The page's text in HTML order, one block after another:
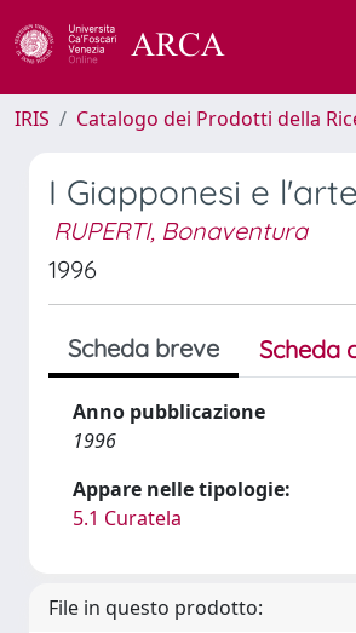
IRIS Catalogo dei Prodotti della
I Giapponesi e
RUPERTI, Bonaventura
1996
Scheda breve Scheda
Anno pubblicazione
1996
Appare nelle tipologie:
5.1 Curatela
File in questo prodotto: